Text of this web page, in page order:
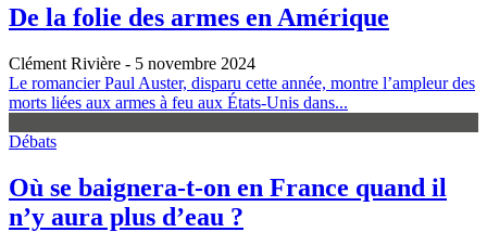
De la folie des armes en Amérique
Clément Rivière - 5 novembre 2024
Le romancier Paul Auster, disparu cette année, montre l’ampleur des
morts liées aux armes à feu aux États-Unis dans...
Débats
Où se baignera-t-on en France quand il
n’y aura plus d’eau ?